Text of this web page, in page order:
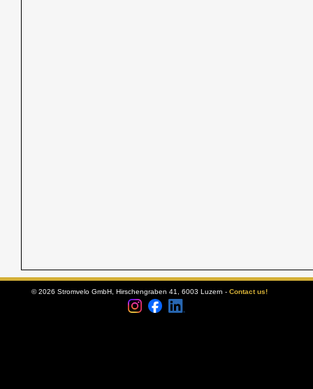
© 2026 Stromvelo GmbH, Hirschengraben 41, 6003 Luzern - Contact us!